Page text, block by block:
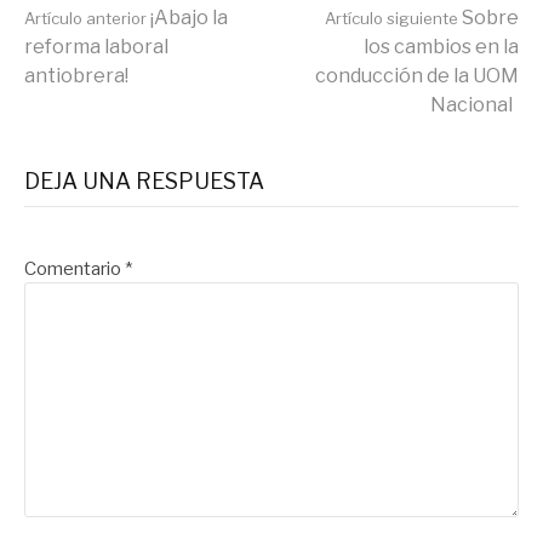
Seguir
Artículo anterior¡Abajo la
reforma laboral
antiobrera!
Artículo siguiente Sobre
los cambios en la
conducción de la UOM
Nacional
DEJA UNA RESPUESTA
Comentario *